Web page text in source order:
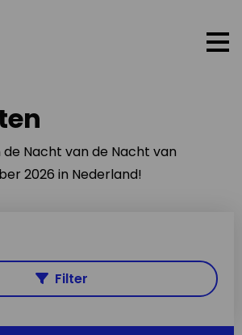
Nacht van de Nacht van
2026 in Nederland!
Filter